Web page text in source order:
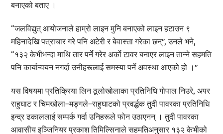
बनाएको बताए ।
“जलविद्युत् आयोजनाले हाम्रो लाइन मुनि बनाएको लाइन हटाउन ९
महिनादेखि पत्राचार गरे पनि अटेरी र बेवास्ता गरेका छन्”, उनले भने,
“१३२ केभीभन्दा माथि तार पर्ने गरेर अर्को टावर बनाएर लाइन तान्ने सहमति
पनि कार्यान्वयन नगर्दा उनीहरूलाई समस्या पर्ने अवस्था आएको हो ।”
यस विषयमा प्रतिक्रिया लिन ठूलोखोलाका प्रतिनिधि गोपाल निउरे, अपर
राहुघाट र चिमखोला–मङ्गले–राहुघाटको प्रवर्द्धक तुदी पावरका प्रतिनिधि
इन्द्र ढकाललाई सम्पर्क गर्दा उनिहरूले फोन उठाएनन् । तुदी पावरका
आवासीय इञ्जिनियर प्रकाश तिमिल्सिनाले सहमतिअनुसार १३२ केभीको